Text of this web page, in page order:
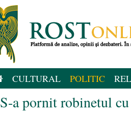
CULTURAL POLITIC
S-a pornit robinetul